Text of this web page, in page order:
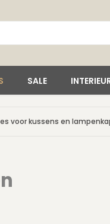
SALE
voor kussens en